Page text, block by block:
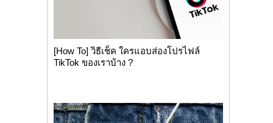
[How To] วิธีเช็ค ใครแอบส่องโปรไฟล์
TikTok ของเราบ้าง ?